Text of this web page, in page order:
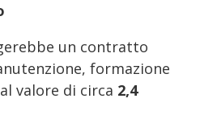
un contratto
formazione
valore di circa 2,4